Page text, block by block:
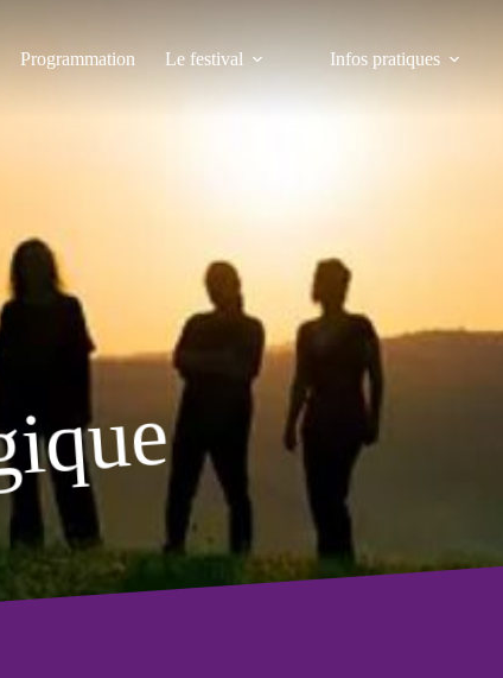
Programmation Le festival Infos pratiques